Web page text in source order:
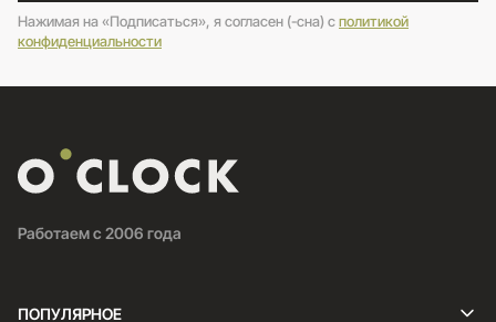
Нажимая на «Подписаться», я согласен (-сна) cполитикой
конфиденциальности
Работаем с 2006 года
ПОПУЛЯРНОЕ